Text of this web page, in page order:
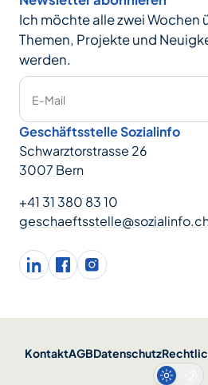
Ich möchte alle zwei Wochen
Themen, Projekte und
werden.
E-Mail
Geschäftsstelle Sozialinfo
Schwarztorstrasse 26
3007 Bern
+41 31 380 83 10
LinkedInfacebookInstagram
KontaktAGBDatenschutz